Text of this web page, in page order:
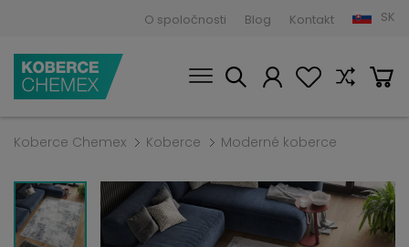
O spoločnosti Blog Kontakt SK
Koberce Chemex Koberce Moderné koberce